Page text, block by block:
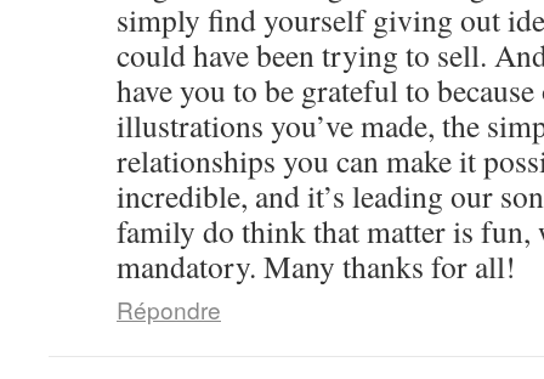
simply find yourself giving out
could have been trying to sell.
have you to be grateful to
illustrations you’ve made, the
relationships you can make it
incredible, and it’s leading our
family do think that matter is
mandatory. Many thanks for all!
Répondre